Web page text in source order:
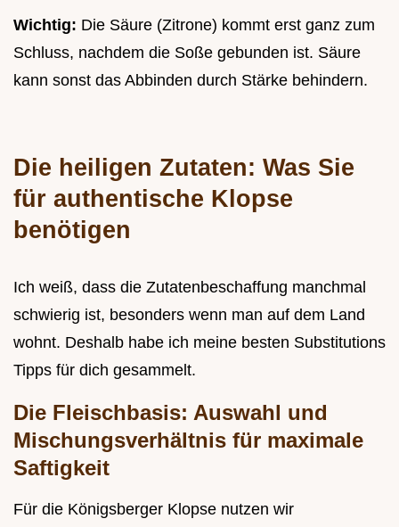
Wichtig: Die Säure (Zitrone) kommt erst ganz zum
Schluss, nachdem die Soße gebunden ist. Säure
kann sonst das Abbinden durch Stärke behindern.
Die heiligen Zutaten: Was Sie
für authentische Klopse
benötigen
Ich weiß, dass die Zutatenbeschaffung manchmal
schwierig ist, besonders wenn man auf dem Land
wohnt. Deshalb habe ich meine besten Substitutions
Tipps für dich gesammelt.
Die Fleischbasis: Auswahl und
Mischungsverhältnis für maximale
Saftigkeit
Für die Königsberger Klopse nutzen wir